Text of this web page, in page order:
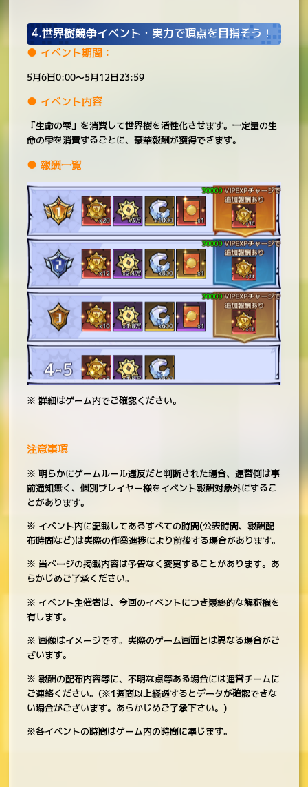
4.世界樹競争イベント・実力で頂点を目指そう！
● イベント期間：
5月6日0:00～5月12日23:59
● イベント内容
「生命の雫」を消費して世界樹を活性化させます。一定量の生
命の雫を消費するごとに、豪華報酬が獲得できます。
● 報酬一覧
※ 詳細はゲーム内でご確認ください。
注意事項
※ 明らかにゲームルール違反だと判断された場合、運営側は事
前通知無く、個別プレイヤー様をイベント報酬対象外にするこ
とがあります。
※ イベント内に記載してあるすべての時間(公表時間、報酬配
布時間など)は実際の作業進捗により前後する場合があります。
※ 当ページの掲載内容は予告なく変更することがあります。あ
らかじめご了承ください。
※ イベント主催者は、今回のイベントにつき最終的な解釈権を
有します。
※ 画像はイメージです。実際のゲーム画面とは異なる場合がご
ざいます。
※ 報酬の配布内容等に、不明な点等ある場合には運営チームに
ご連絡ください。(※1週間以上経過するとデータが確認できな
い場合がございます。あらかじめご了承下さい。)
※各イベントの時間はゲーム内の時間に準じます。